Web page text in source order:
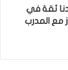
ثقة في
مع المدرب